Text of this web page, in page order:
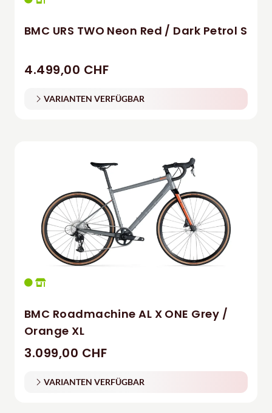
BMC URS TWO Neon Red / Dark Petrol S
4.499,00 CHF
VARIANTEN VERFÜGBAR
BMC Roadmachine AL X ONE Grey /
Orange XL
3.099,00 CHF
VARIANTEN VERFÜGBAR